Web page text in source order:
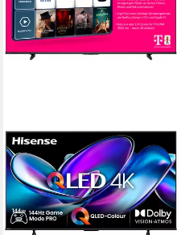
HISENSE
55E77Q PRO QLED-
Fernseher
139 cm/55 Zoll Diagonale
QLED Bildschirmtechnologie
4K Ultra HD
Auflösung